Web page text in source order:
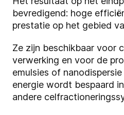
bevredigend: hoge
prestatie op het gebied
Ze zijn beschikbaar voor
verwerking en voor de
emulsies of
energie wordt bespaard
andere